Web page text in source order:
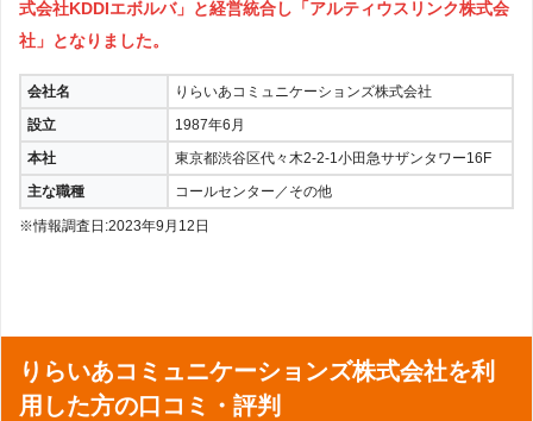
式会社KDDIエボルバ」と経営統合し「アルティウスリンク株式会
社」となりました。
会社名
りらいあコミュニケーションズ株式会社
設立
1987年6月
本社
東京都渋谷区代々木2-2-1小田急サザンタワー16F
主な職種
コールセンター／その他
※情報調査日:2023年9月12日
りらいあコミュニケーションズ株式会社を利
用した方の口コミ・評判